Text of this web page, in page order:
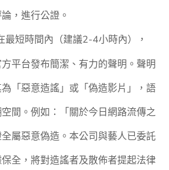
，進行公證。
最短時間內（建議2-4小時內），
平台發布簡潔、有力的聲明。聲明
「惡意造謠」或「偽造影片」，語
間。例如：「關於今日網路流傳之
屬惡意偽造。本公司與藝人已委託
全，將對造謠者及散佈者提起法律